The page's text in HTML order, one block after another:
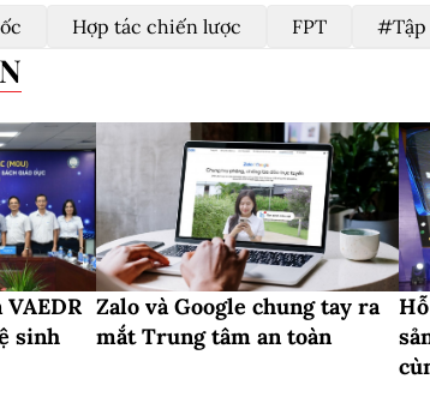
Hợp tác chiến lược FPT #Tập
sinh
Zalo và Google chung tay ra
mắt Trung tâm an toàn